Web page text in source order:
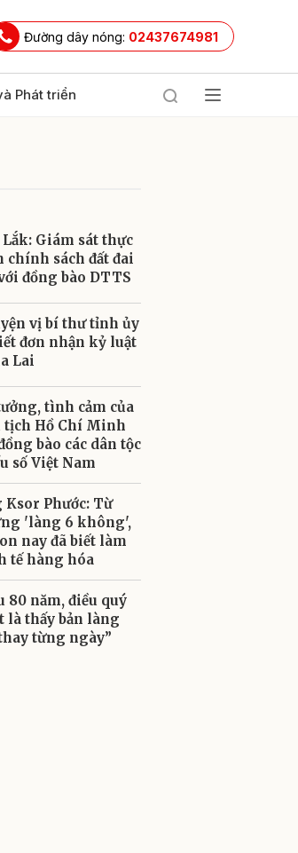
Đường dây nóng: 02437674981
Phát triển
Giám sát thực
chính sách đất đai
đồng bào DTTS
vị bí thư tỉnh ủy
đơn nhận kỷ luật
Lai
tình cảm của
tịch Hồ Chí Minh
bào các dân tộc
số Việt Nam
Ksor Phước: Từ
'làng 6 không',
nay đã biết làm
tế hàng hóa
80 năm, điều quý
là thấy bản làng
từng ngày”